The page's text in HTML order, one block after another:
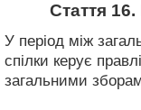
Стаття 16.
У період між
спілки керує
загальними